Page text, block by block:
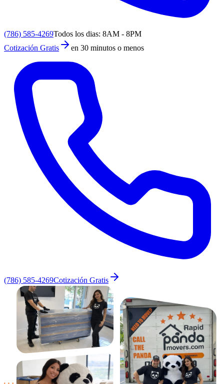
(786) 585-4269Todos los dias: 8AM - 8PM
Cotización Gratis
en 30 minutos o menos
(786) 585-4269Cotización Gratis